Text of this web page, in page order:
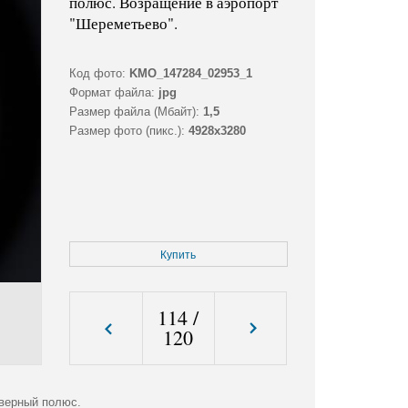
"Шереметьево".
Код фото: KMO_147284_02953_1
Формат файла: jpg
Размер файла (Мбайт): 1,5
Размер фото (пикс.): 4928x3280
Купить
114 /
120
полюс.